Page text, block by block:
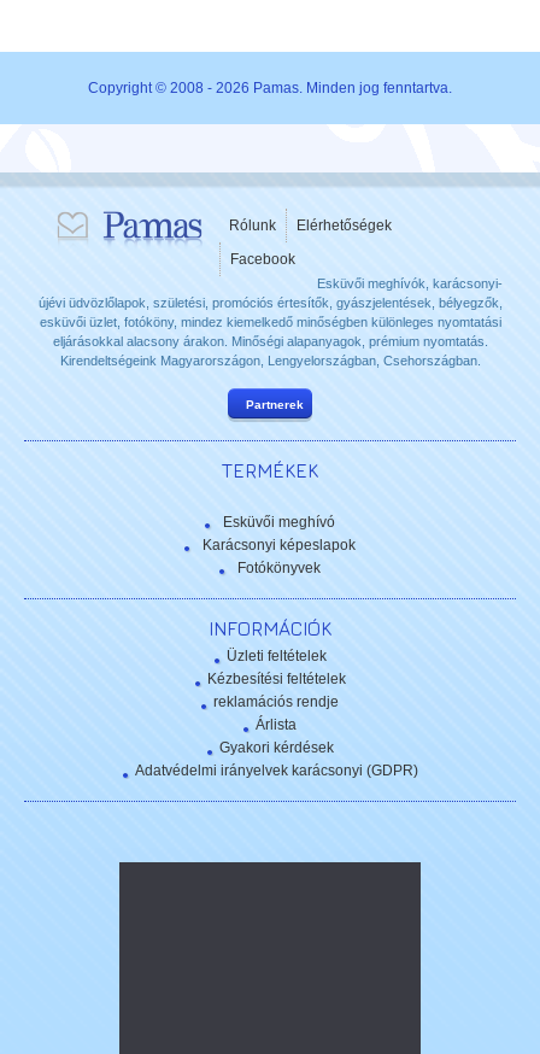
Copyright © 2008 - 2026 Pamas. Minden jog fenntartva.
Rólunk
Elérhetőségek
Facebook
Esküvői meghívók, karácsonyi-
újévi üdvözlőlapok, születési, promóciós értesítők, gyászjelentések, bélyegzők,
esküvői üzlet, fotóköny, mindez kiemelkedő minőségben különleges nyomtatási
eljárásokkal alacsony árakon. Minőségi alapanyagok, prémium nyomtatás.
Kirendeltségeink Magyarországon, Lengyelországban, Csehországban.
Partnerek
TERMÉKEK
Esküvői meghívó
Karácsonyi képeslapok
Fotókönyvek
INFORMÁCIÓK
Üzleti feltételek
Kézbesítési feltételek
reklamációs rendje
Árlista
Gyakori kérdések
Adatvédelmi irányelvek karácsonyi (GDPR)